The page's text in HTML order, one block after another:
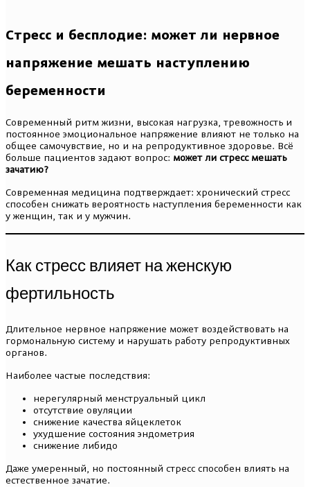
Стресс и бесплодие: может ли нервное
напряжение мешать наступлению
беременности
Современный ритм жизни, высокая нагрузка, тревожность и
постоянное эмоциональное напряжение влияют не только на
общее самочувствие, но и на репродуктивное здоровье. Всё
больше пациентов задают вопрос: может ли стресс мешать
зачатию?
Современная медицина подтверждает: хронический стресс
способен снижать вероятность наступления беременности как
у женщин, так и у мужчин.
Как стресс влияет на женскую
фертильность
Длительное нервное напряжение может воздействовать на
гормональную систему и нарушать работу репродуктивных
органов.
Наиболее частые последствия:
нерегулярный менструальный цикл
отсутствие овуляции
снижение качества яйцеклеток
ухудшение состояния эндометрия
снижение либидо
Даже умеренный, но постоянный стресс способен влиять на
естественное зачатие.